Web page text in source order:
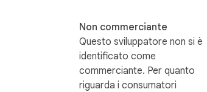
Non commerciante
Questo sviluppatore non si è
identificato come
commerciante. Per quanto
riguarda i consumatori